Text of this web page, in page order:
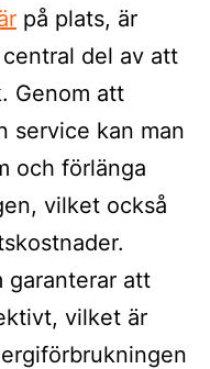
på plats, är
del av att
Genom att
service kan man
och förlänga
vilket också
garanterar att
vilket är